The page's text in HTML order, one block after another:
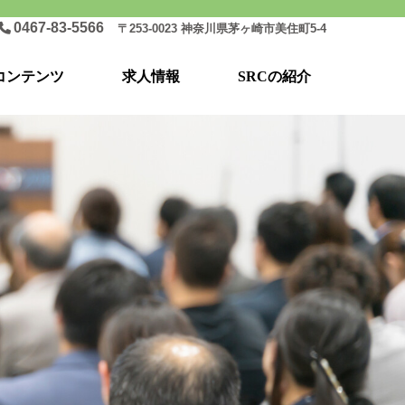
0467-83-5566 〒253-0023 神奈川県茅ヶ崎市美住町5-4
ンテンツ 求人情報 SRCの紹介